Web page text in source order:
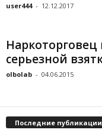
user444 - 12.12.2017
Наркоторговец
серьезной
olbolab - 04.06.2015
Последние публикации